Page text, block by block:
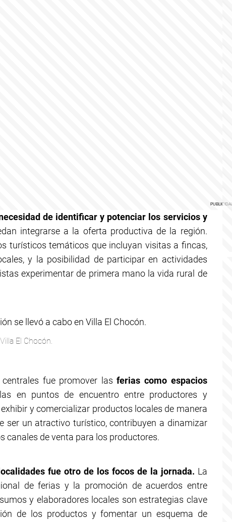
de identificar y potenciar los servicios y
integrarse a la oferta productiva de la región.
turísticos temáticos que incluyan visitas a fincas,
y la posibilidad de participar en actividades
experimentar de primera mano la vida rural de
El Chocón.
fue promover lasferias como espacios
en puntos de encuentro entre productores y
y comercializar productos locales de manera
ser un atractivo turístico, contribuyen a dinamizar
canales de venta para los productores.
fue otro de los focos de la jornada. La
de ferias y la promoción de acuerdos entre
y elaboradores locales son estrategias clave
de los productos y fomentar un esquema de